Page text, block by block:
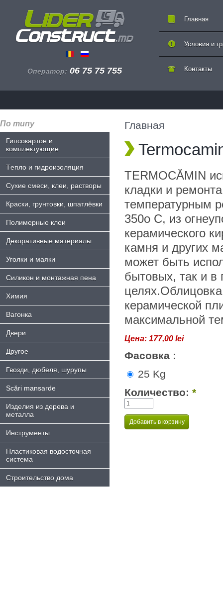
Оператор: 06 75 75 755
Главная
Контакты
Условия и
По типу
Гипсокартон и
комплектующие
Tепло и гидроизоляция
Сухие смеси, клеи, растворы
Краски, грунтовки, шпатлёвки
Полимерные клеи
Декоративные материалы
Уголки и маяки
Силикон и монтажная пена
Химия
Bагонка
Двери
Другое
Гвозди, дюбеля, шурупы
Scări mansarde
Изделия из дерева и
металла
Инструменты
Пластиковая водосточная
система
Строительство дома
Главная
TERMOСĂMIN
кладки и
температурным
350о С, из
керамического
камня и других
может быть
бытовых, так и
керамической
максимальной
Цена: 177,00 lei
Фасовка :
25 Kg
Количество: *